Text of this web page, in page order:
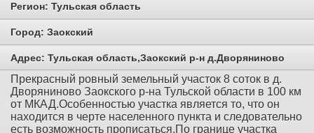
Регион: Тульская область
Город: Заокский
Адрес: Тульская область,Заокский р-н д.Дворяниново
Прекрасный ровный земельный участок 8 соток в д.
Дворяниново Заокского р-на Тульской области в 100 км
от МКАД.Особенностью участка является то, что он
находится в черте населенного пункта и следовательно
есть возможность прописаться.По границе участка